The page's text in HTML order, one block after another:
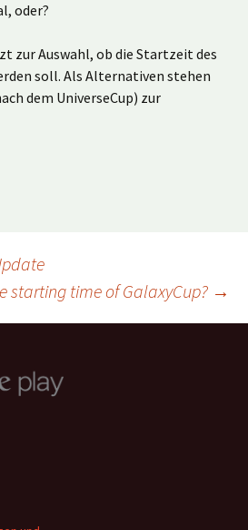
oder?
zur Auswahl, ob die Startzeit des
soll. Als Alternativen stehen
dem UniverseCup) zur
starting time of GalaxyCup? →